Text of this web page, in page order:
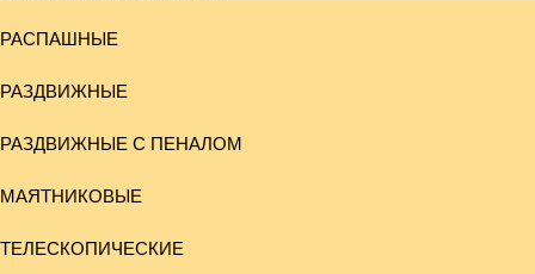
РАСПАШНЫЕ
РАЗДВИЖНЫЕ
РАЗДВИЖНЫЕ С ПЕНАЛОМ
МАЯТНИКОВЫЕ
ТЕЛЕСКОПИЧЕСКИЕ